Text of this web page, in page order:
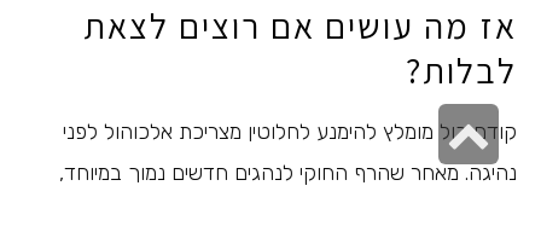
אז מה עושים אם רוצים לצאת
לבלות?
קודם כול מומלץ להימנע לחלוטין מצריכת אלכוהול לפני
נהיגה. מאחר שהרף החוקי לנהגים חדשים נמוך במיוחד,
גלילה
לראש